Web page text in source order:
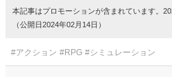
本記事はプロモーションが含まれています。
（公開日2024年02月14日）
#アクション #RPG #シミュレーション